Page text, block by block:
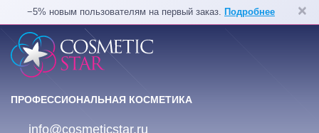
−5% новым пользователям на первый заказ. Подробнее
ПРОФЕССИОНАЛЬНАЯ КОСМЕТИКА
info@cosmeticstar.ru